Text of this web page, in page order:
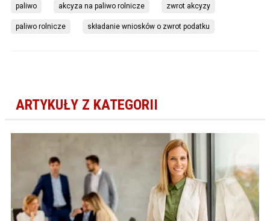
paliwo akcyza na paliwo rolnicze zwrot akcyzy
paliwo rolnicze składanie wniosków o zwrot podatku
ARTYKUŁY Z KATEGORII